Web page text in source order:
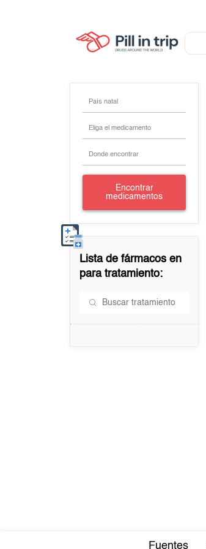
País natal
Eliga el medicamento
Donde encontrar
Encontrar
medicamentos
Lista de fármacos en
para tratamiento:
Fuentes